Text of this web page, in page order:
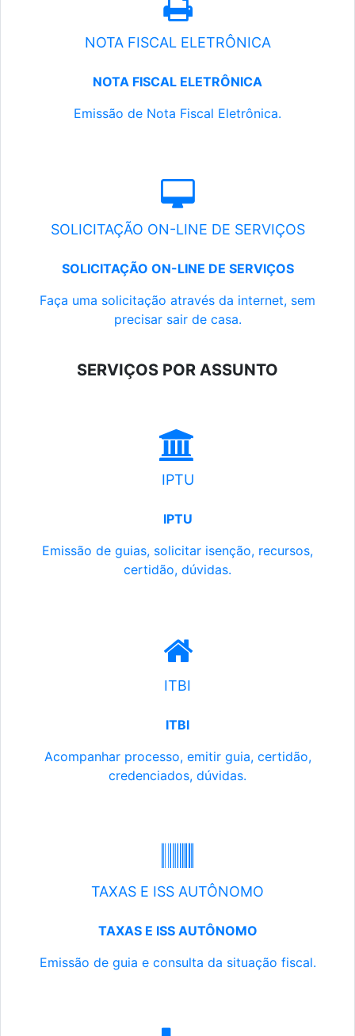
NOTA FISCAL ELETRÔNICA
NOTA FISCAL ELETRÔNICA
Emissão de Nota Fiscal Eletrônica.
SOLICITAÇÃO ON-LINE DE SERVIÇOS
SOLICITAÇÃO ON-LINE DE SERVIÇOS
Faça uma solicitação através da internet, sem
precisar sair de casa.
SERVIÇOS POR ASSUNTO
IPTU
IPTU
Emissão de guias, solicitar isenção, recursos,
certidão, dúvidas.
ITBI
ITBI
Acompanhar processo, emitir guia, certidão,
credenciados, dúvidas.
TAXAS E ISS AUTÔNOMO
TAXAS E ISS AUTÔNOMO
Emissão de guia e consulta da situação fiscal.